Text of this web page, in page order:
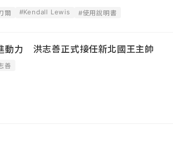
爾 #Kendall Lewis #使用說明書
動力 洪志善正式接任新北國王主帥
善